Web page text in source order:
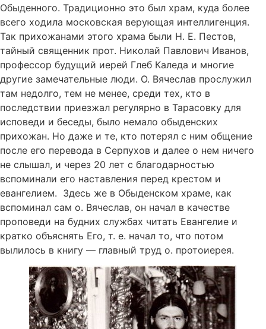
Обыденного. Традиционно это был храм, куда более
всего ходила московская верующая интеллигенция.
Так прихожанами этого храма были Н. Е. Пестов,
тайный священник прот. Николай Павлович Иванов,
профессор будущий иерей Глеб Каледа и многие
другие замечательные люди. О. Вячеслав прослужил
там недолго, тем не менее, среди тех, кто в
последствии приезжал регулярно в Тарасовку для
исповеди и беседы, было немало обыденских
прихожан. Но даже и те, кто потерял с ним общение
после его перевода в Серпухов и далее о нем ничего
не слышал, и через 20 лет с благодарностью
вспоминали его наставления перед крестом и
евангелием. Здесь же в Обыденском храме, как
вспоминал сам о. Вячеслав, он начал в качестве
проповеди на будних службах читать Евангелие и
кратко объяснять Его, т. е. начал то, что потом
вылилось в книгу — главный труд о. протоиерея.